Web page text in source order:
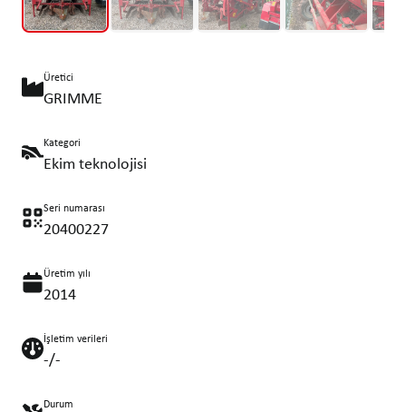
Üretici
GRIMME
Kategori
Ekim teknolojisi
Seri numarası
20400227
Üretim yılı
2014
İşletim verileri
-/-
Durum